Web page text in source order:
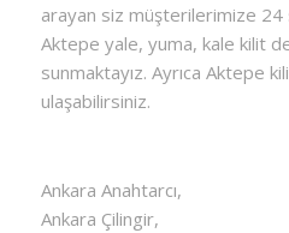
arayan siz müşterilerimize 24
Aktepe yale, yuma, kale kilit
sunmaktayız. Ayrıca Aktepe
ulaşabilirsiniz.
Ankara Anahtarcı,
Ankara Çilingir,